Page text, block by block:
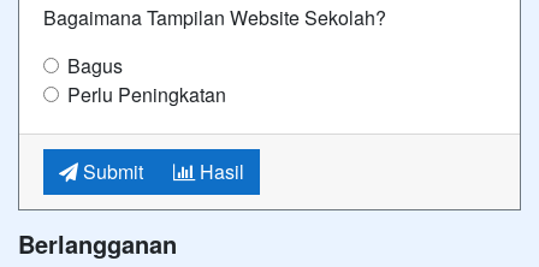
Bagaimana Tampilan Website Sekolah?
Bagus
Perlu Peningkatan
Submit Hasil
Berlangganan